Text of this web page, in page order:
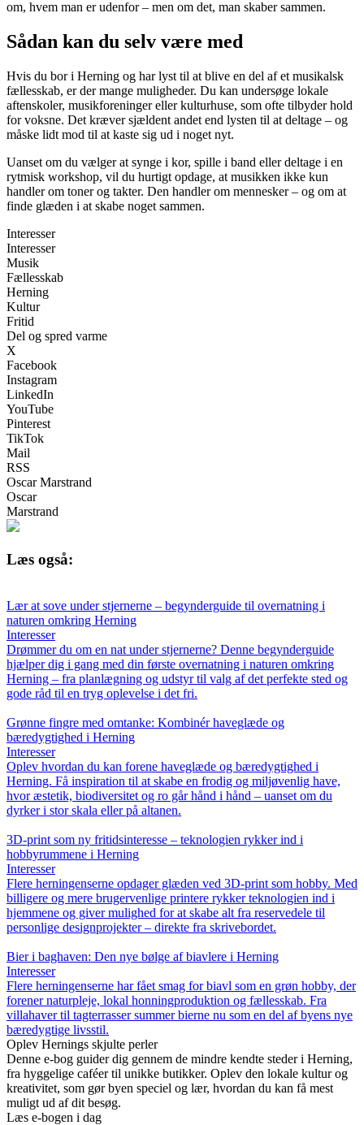
om, hvem man er udenfor – men om det, man skaber sammen.
Sådan kan du selv være med
Hvis du bor i Herning og har lyst til at blive en del af et musikalsk
fællesskab, er der mange muligheder. Du kan undersøge lokale
aftenskoler, musikforeninger eller kulturhuse, som ofte tilbyder hold
for voksne. Det kræver sjældent andet end lysten til at deltage – og
måske lidt mod til at kaste sig ud i noget nyt.
Uanset om du vælger at synge i kor, spille i band eller deltage i en
rytmisk workshop, vil du hurtigt opdage, at musikken ikke kun
handler om toner og takter. Den handler om mennesker – og om at
finde glæden i at skabe noget sammen.
Interesser
Interesser
Musik
Fællesskab
Herning
Kultur
Fritid
Del og spred varme
X
Facebook
Instagram
LinkedIn
YouTube
Pinterest
TikTok
Mail
RSS
Oscar Marstrand
Oscar
Marstrand
Læs også:
Lær at sove under stjernerne – begynderguide til overnatning i
naturen omkring Herning
Interesser
Drømmer du om en nat under stjernerne? Denne begynderguide
hjælper dig i gang med din første overnatning i naturen omkring
Herning – fra planlægning og udstyr til valg af det perfekte sted og
gode råd til en tryg oplevelse i det fri.
Grønne fingre med omtanke: Kombinér haveglæde og
bæredygtighed i Herning
Interesser
Oplev hvordan du kan forene haveglæde og bæredygtighed i
Herning. Få inspiration til at skabe en frodig og miljøvenlig have,
hvor æstetik, biodiversitet og ro går hånd i hånd – uanset om du
dyrker i stor skala eller på altanen.
3D-print som ny fritidsinteresse – teknologien rykker ind i
hobbyrummene i Herning
Interesser
Flere herningenserne opdager glæden ved 3D-print som hobby. Med
billigere og mere brugervenlige printere rykker teknologien ind i
hjemmene og giver mulighed for at skabe alt fra reservedele til
personlige designprojekter – direkte fra skrivebordet.
Bier i baghaven: Den nye bølge af biavlere i Herning
Interesser
Flere herningenserne har fået smag for biavl som en grøn hobby, der
forener naturpleje, lokal honningproduktion og fællesskab. Fra
villahaver til tagterrasser summer bierne nu som en del af byens nye
bæredygtige livsstil.
Oplev Hernings skjulte perler
Denne e-bog guider dig gennem de mindre kendte steder i Herning,
fra hyggelige caféer til unikke butikker. Oplev den lokale kultur og
kreativitet, som gør byen speciel og lær, hvordan du kan få mest
muligt ud af dit besøg.
Læs e-bogen i dag